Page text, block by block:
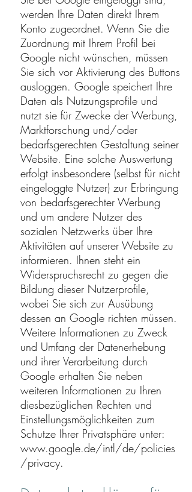
werden Ihre Daten direkt Ihrem
Konto zugeordnet. Wenn Sie die
Zuordnung mit Ihrem Profil bei
Google nicht wünschen, müssen
Sie sich vor Aktivierung des Buttons
ausloggen. Google speichert Ihre
Daten als Nutzungsprofile und
nutzt sie für Zwecke der Werbung,
Marktforschung und/oder
bedarfsgerechten Gestaltung seiner
Website. Eine solche Auswertung
erfolgt insbesondere (selbst für nicht
eingeloggte Nutzer) zur Erbringung
von bedarfsgerechter Werbung
und um andere Nutzer des
sozialen Netzwerks über Ihre
Aktivitäten auf unserer Website zu
informieren. Ihnen steht ein
Widerspruchsrecht zu gegen die
Bildung dieser Nutzerprofile,
wobei Sie sich zur Ausübung
dessen an Google richten müssen.
Weitere Informationen zu Zweck
und Umfang der Datenerhebung
und ihrer Verarbeitung durch
Google erhalten Sie neben
weiteren Informationen zu Ihren
diesbezüglichen Rechten und
Einstellungsmöglichkeiten zum
Schutze Ihrer Privatsphäre unter:
www.google.de/intl/de/policies
/privacy.